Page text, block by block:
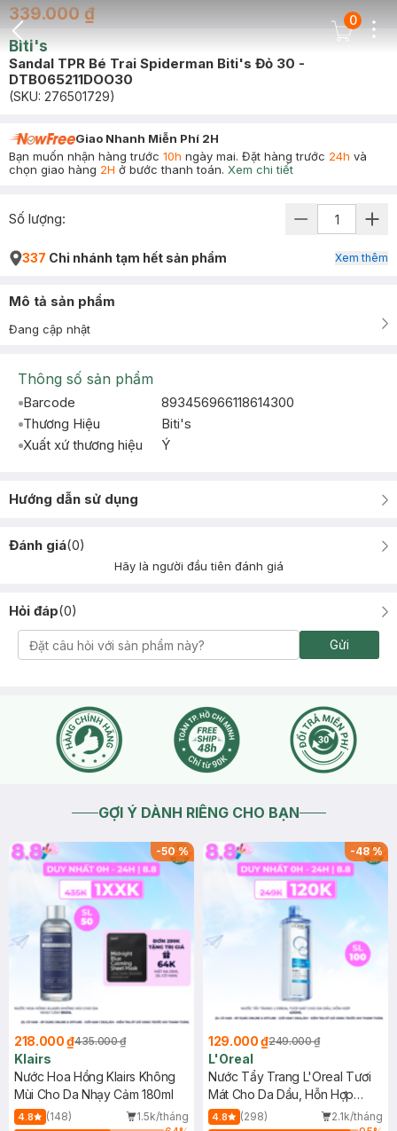
Back Icon
Cart Icon
0
339.000 ₫
Biti's
Sandal TPR Bé Trai Spiderman Biti's Đỏ 30 -
DTB065211DOO30
(SKU: 276501729)
Giao Nhanh Miễn Phí 2H
Bạn muốn nhận hàng trước 10h ngày mai. Đặt hàng trước 24h và
chọn giao hàng 2H ở bước thanh toán. Xem chi tiết
Số lượng:
337 Chi nhánh tạm hết sản phẩm Xem thêm
Mô tả sản phẩm
Đang cập nhật
Thông số sản phẩm
Barcode
893456966118614300
Thương Hiệu
Biti's
Xuất xứ thương hiệu
Ý
Hướng dẫn sử dụng
Đánh giá(0)
Hãy là người đầu tiên đánh giá
Hỏi đáp(0)
Gửi
GỢI Ý DÀNH RIÊNG CHO BẠN
-50%
218.000 ₫435.000 ₫
Klairs
Nước Hoa Hồng Klairs Không
Mùi Cho Da Nhạy Cảm 180ml
4.8 (148)
1.5k/tháng
-48%
129.000 ₫249.000 ₫
L'Oreal
Nước Tẩy Trang L'Oreal Tươi
Mát Cho Da Dầu, Hỗn Hợp
400ml
4.8 (298)
2.1k/tháng